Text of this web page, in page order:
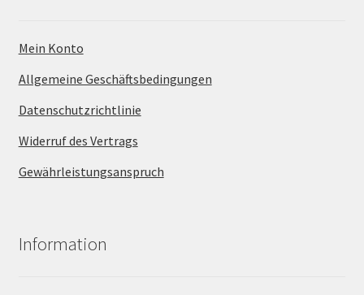
Mein Konto
Allgemeine Geschäftsbedingungen
Datenschutzrichtlinie
Widerruf des Vertrags
Gewährleistungsanspruch
Information